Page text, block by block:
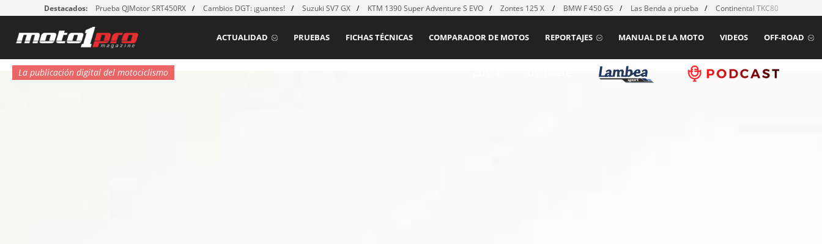
Destacados: Prueba QJMotor SRT450RX Cambios DGT: ¡guantes! Suzuki SV7 GX KTM 1390 Super Adventure S EVO Zontes 125 X BMW F 450 GS Las Benda a prueba Continental TKC80 mk2
OFF-ROAD
VIDEOS
MANUAL DE LA MOTO
REPORTAJES
COMPARADOR DE MOTOS
FICHAS TÉCNICAS
PRUEBAS
ACTUALIDAD
La publicación digital del motociclismo